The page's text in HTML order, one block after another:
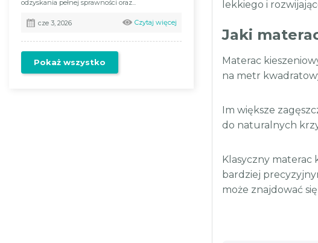
odzyskania pełnej sprawności oraz...
cze 3, 2026 Czytaj więcej
Pokaż wszystko
lekkiego i
Jaki
Materac
na metr
Im większe
do naturalnych
Klasyczny materac
bardziej
może znajdować